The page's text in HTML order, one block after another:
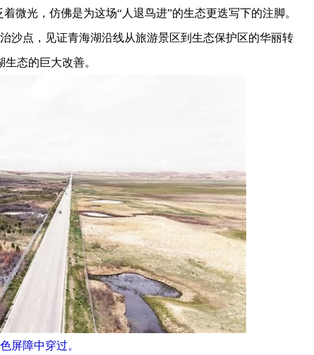
微光，仿佛是为这场“人退鸟进”的生态更迭写下的注脚。
点，见证青海湖沿线从旅游景区到生态保护区的华丽转
态的巨大改善。
屏障中穿过。